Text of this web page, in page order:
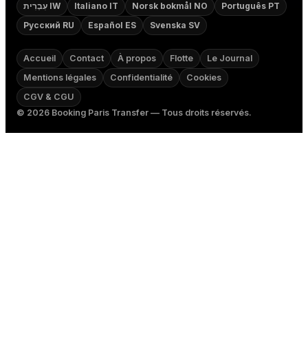
עִבְרִית IW
Italiano IT Norsk bokmål NO
Português PT
Русский RU
Español ES Svenska SV
Accueil Contact À propos Flotte
Le Journal
Mentions légales
Confidentialité
Cookies
CGV & CGU
© 2026 Booking Paris Transfer — Tous droits réservés.